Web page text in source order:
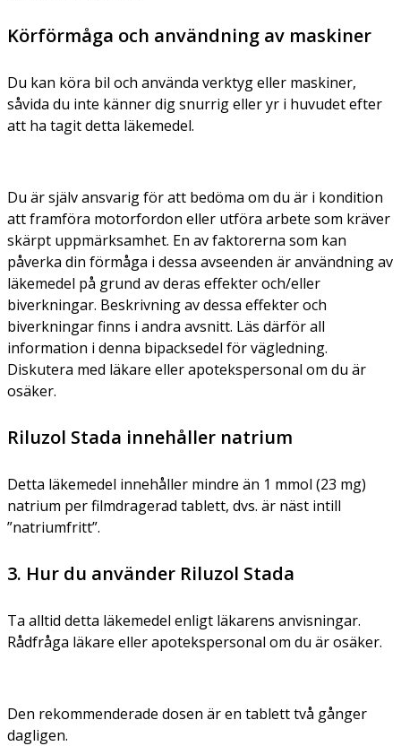
Körförmåga och användning av maskiner
Du kan köra bil och använda verktyg eller maskiner,
såvida du inte känner dig snurrig eller yr i huvudet efter
att ha tagit detta läkemedel.
Du är själv ansvarig för att bedöma om du är i kondition
att framföra motorfordon eller utföra arbete som kräver
skärpt uppmärksamhet. En av faktorerna som kan
påverka din förmåga i dessa avseenden är användning av
läkemedel på grund av deras effekter och/eller
biverkningar. Beskrivning av dessa effekter och
biverkningar finns i andra avsnitt. Läs därför all
information i denna bipacksedel för vägledning.
Diskutera med läkare eller apotekspersonal om du är
osäker.
Riluzol Stada innehåller natrium
Detta läkemedel innehåller mindre än 1 mmol (23 mg)
natrium per filmdragerad tablett, dvs. är näst intill
”natriumfritt”.
3. Hur du använder Riluzol Stada
Ta alltid detta läkemedel enligt läkarens anvisningar.
Rådfråga läkare eller apotekspersonal om du är osäker.
Den rekommenderade dosen är en tablett två gånger
dagligen.